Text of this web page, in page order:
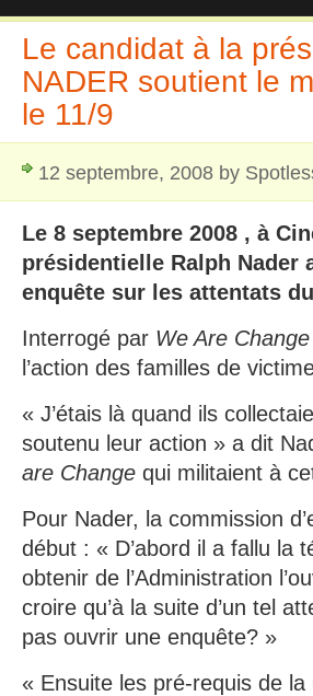
Le candidat à la
NADER soutient le
le 11/9
12 septembre, 2008 by
Le 8 septembre 2008 , à
présidentielle Ralph Nader
enquête sur les attentats
Interrogé par We Are
l’action des familles de
« J’étais là quand ils
soutenu leur action » a dit
are Change qui militaient à
Pour Nader, la commission
début : « D’abord il a fallu la
obtenir de l’Administration
croire qu’à la suite d’un tel
pas ouvrir une enquête? »
« Ensuite les pré-requis de la